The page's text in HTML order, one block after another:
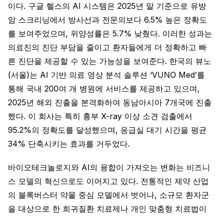
이다. 구글 헬스의 AI 시스템은 2025년 말 기준으로 유방
암 스크리닝에서 방사선과 전문의보다 6.5% 높은 정확도
를 보여주었으며, 위양성률은 5.7% 낮췄다. 이러한 성과는
의료진의 진단 부담을 줄이고 환자들에게 더 정확하고 빠
른 진단을 제공할 수 있는 가능성을 보여준다. 한국의 뷰노
(서울)는 AI 기반 의료 영상 분석 솔루션 ‘VUNO Med’를
통해 국내 200여 개 병원에 서비스를 제공하고 있으며,
2025년 해외 진출을 본격화하여 동남아시아 7개국에 진출
했다. 이 회사는 특히 흉부 X-ray 이상 소견 검출에서
95.2%의 정확도를 달성했으며, 응급실 대기 시간을 평균
34% 단축시키는 효과를 거두었다.
바이오테크놀로지와 AI의 융합이 가져오는 변화는 비즈니
스 모델의 혁신으로도 이어지고 있다. 전통적인 제약 산업
의 블록버스터 약물 중심 모델에서 벗어나, 소규모 환자군
을 대상으로 한 희귀질환 치료제나 개인 맞춤형 치료법이